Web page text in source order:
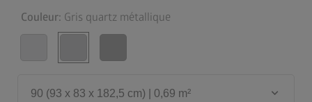
Couleur: Gris quartz métallique
90 (93 x 83 x 182,5 cm) | 0,69 m² keyboard_arrow_down